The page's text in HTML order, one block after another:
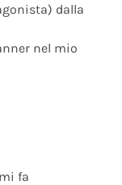
dalla
nel mio
fa